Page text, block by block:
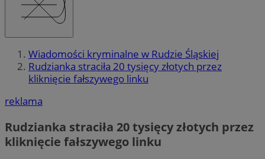
Wiadomości kryminalne w Rudzie Śląskiej
Rudzianka straciła 20 tysięcy złotych przez
kliknięcie fałszywego linku
reklama
Rudzianka straciła 20 tysięcy złotych przez
kliknięcie fałszywego linku